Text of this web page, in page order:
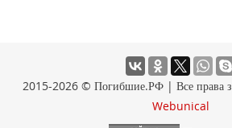
2015-2026 © Погибшие.РФ | Все права
Webunical